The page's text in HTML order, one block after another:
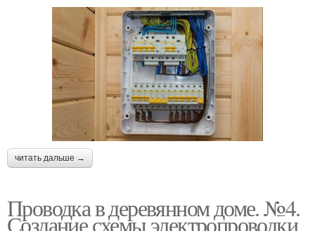
читать дальше →
Проводка в деревянном доме. №4.
Создание схемы электропроводки